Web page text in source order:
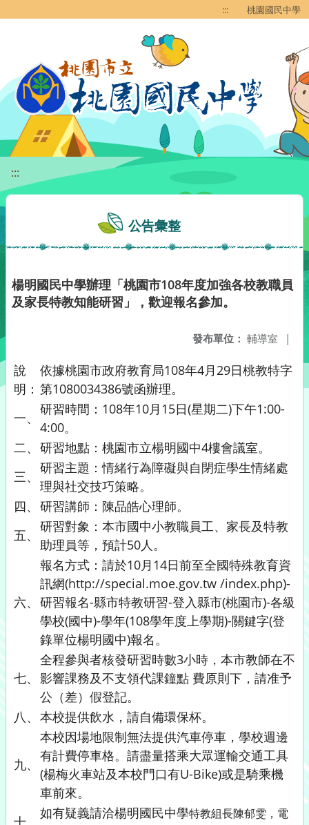
::: 桃園國民中學
:::
公告彙整
楊明國民中學辦理「桃園市108年度加強各校教職員
及家長特教知能研習」，歡迎報名參加。
發布單位： 輔導室 |
說
明：
依據桃園市政府教育局108年4月29日桃教特字
第1080034386號函辦理。
一、
研習時間：108年10月15日(星期二)下午1:00-
4:00。
二、 研習地點：桃園市立楊明國中4樓會議室。
三、
研習主題：情緒行為障礙與自閉症學生情緒處
理與社交技巧策略。
四、 研習講師：陳品皓心理師。
五、
研習對象：本市國中小教職員工、家長及特教
助理員等，預計50人。
六、
報名方式：請於10月14日前至全國特殊教育資
訊網(http://special.moe.gov.tw /index.php)-
研習報名-縣市特教研習-登入縣市(桃園市)-各級
學校(國中)-學年(108學年度上學期)-關鍵字(登
錄單位楊明國中)報名。
七、
全程參與者核發研習時數3小時，本市教師在不
影響課務及不支領代課鐘點 費原則下，請准予
公（差）假登記。
八、 本校提供飲水，請自備環保杯。
九、
本校因場地限制無法提供汽車停車，學校週邊
有計費停車格。請盡量搭乘大眾運輸交通工具
(楊梅火車站及本校門口有U-Bike)或是騎乘機
車前來。
十、
如有疑義請洽楊明國民中學特教組長陳郁雯，電